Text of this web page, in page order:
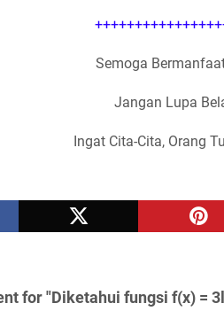
Semoga
Jangan Lupa
Ingat Cita-Cita, Orang
for "Diketahui fungsi f(x) =